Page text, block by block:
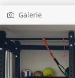
Galerie